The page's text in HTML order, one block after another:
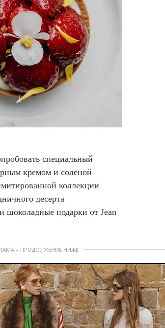
специальный
кремом и соленой
коллекции
десерта
шоколадные подарки от Jean
– ПРОДОЛЖЕНИЕ НИЖЕ